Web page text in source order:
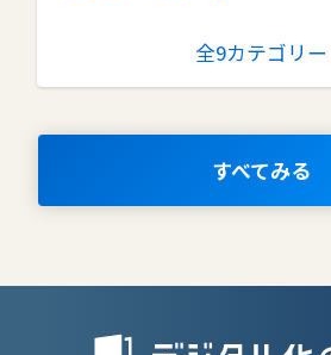
コラボレーションツール
ナレッジマネジメントツール
全9カテゴリー
すべてみる